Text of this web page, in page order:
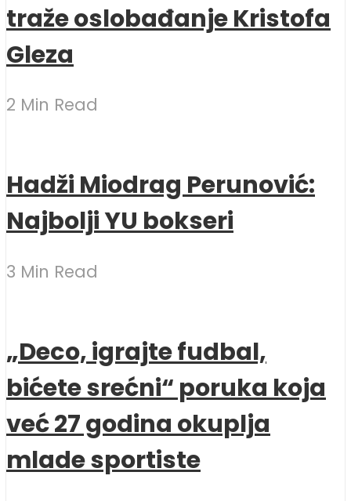
traže oslobađanje Kristofa
Gleza
2 Min Read
Hadži Miodrag Perunović:
Najbolji YU bokseri
3 Min Read
„Deco, igrajte fudbal,
bićete srećni“ poruka koja
već 27 godina okuplja
mlade sportiste